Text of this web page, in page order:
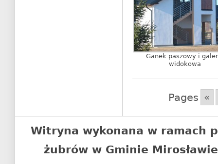
Ganek paszowy i
widokowa
Pages «
Witryna wykonana w ramach
żubrów w Gminie